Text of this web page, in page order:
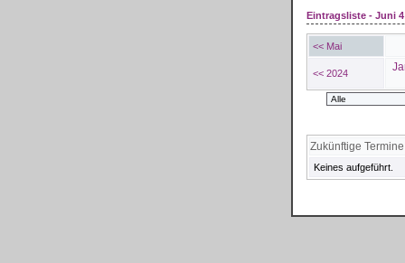
Eintragsliste - Juni 4
<< Mai
<< 2024
Zukünftige Termine
Keines aufgeführt.